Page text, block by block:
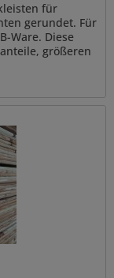
für
gerundet. Für
Ware. Diese
größeren